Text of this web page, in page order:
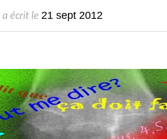
a écrit le21 sept 2012